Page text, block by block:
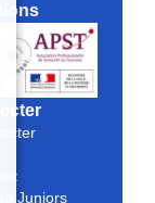
Juniors